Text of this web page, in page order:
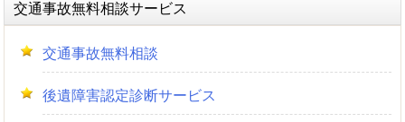
交通事故無料相談サービス
交通事故無料相談
後遺障害認定診断サービス